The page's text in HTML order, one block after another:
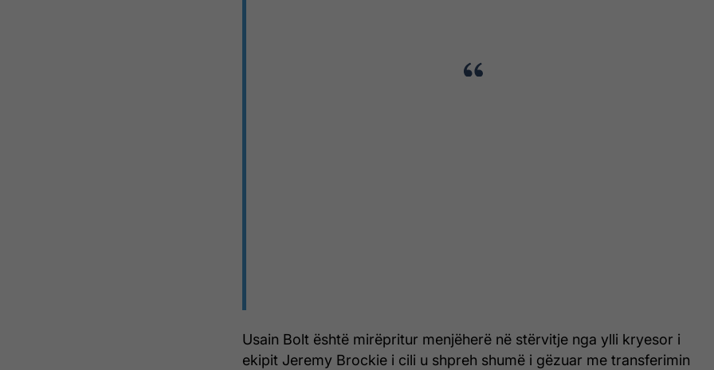
Usain Bolt është mirëpritur menjëherë në stërvitje nga ylli kryesor i
ekipit Jeremy Brockie i cili u shpreh shumë i gëzuar me transferimin